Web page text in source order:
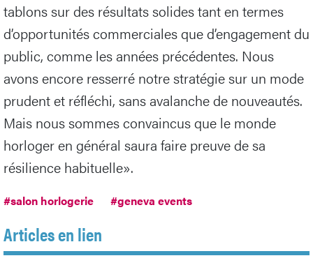
tablons sur des résultats solides tant en termes
d’opportunités commerciales que d’engagement du
public, comme les années précédentes. Nous
avons encore resserré notre stratégie sur un mode
prudent et réfléchi, sans avalanche de nouveautés.
Mais nous sommes convaincus que le monde
horloger en général saura faire preuve de sa
résilience habituelle».
#salon horlogerie #geneva events
Articles en lien